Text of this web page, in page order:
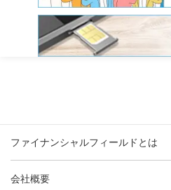
ファイナンシャルフィールドとは
会社概要